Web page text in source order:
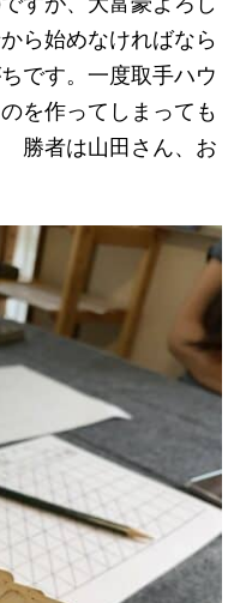
ら始めなければなら
です。一度取手ハウ
を作ってしまっても
勝者は山田さん、お